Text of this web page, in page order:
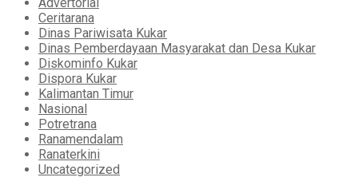
Advertorial
Ceritarana
Dinas Pariwisata Kukar
Dinas Pemberdayaan Masyarakat dan Desa Kukar
Diskominfo Kukar
Dispora Kukar
Kalimantan Timur
Nasional
Potretrana
Ranamendalam
Ranaterkini
Uncategorized